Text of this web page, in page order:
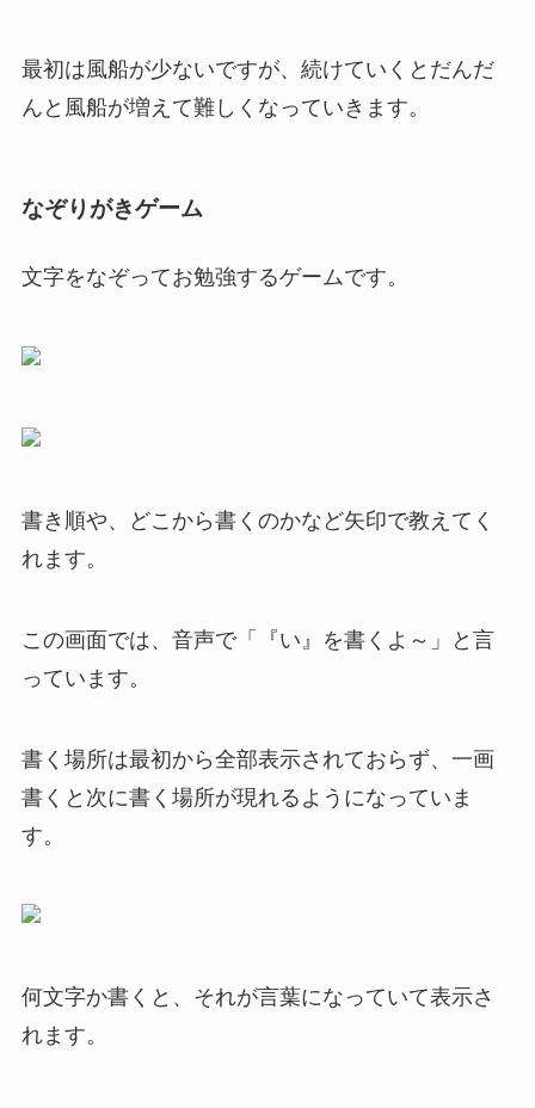
最初は風船が少ないですが、続けていくとだんだ
んと風船が増えて難しくなっていきます。
なぞりがきゲーム
文字をなぞってお勉強するゲームです。
書き順や、どこから書くのかなど矢印で教えてく
れます。
この画面では、音声で「『い』を書くよ～」と言
っています。
書く場所は最初から全部表示されておらず、一画
書くと次に書く場所が現れるようになっていま
す。
何文字か書くと、それが言葉になっていて表示さ
れます。